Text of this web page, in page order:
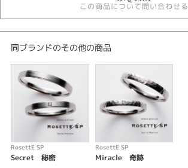
結婚指輪 プラチナカラー
結婚指輪 一石
結婚指輪 甲丸
ロゼットSP
デザイン
シンプル
テイスト
結婚指輪 シンプル
この商品について問い合わせる
同ブランドのその他の商品
RosettE SP
Secret 秘密
RosettE SP
Miracle 奇跡